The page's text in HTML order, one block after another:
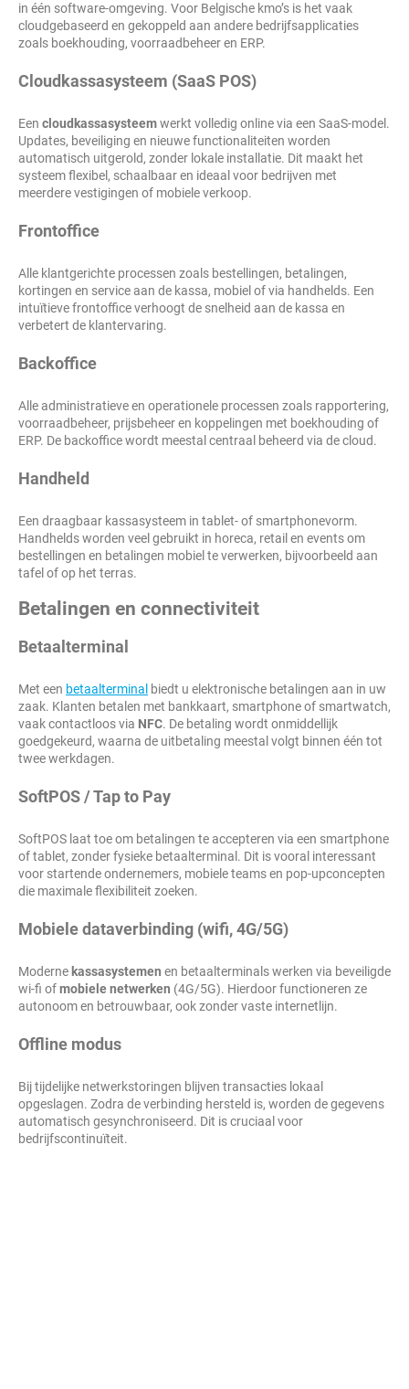
in één software-omgeving. Voor Belgische kmo’s is het vaak
cloudgebaseerd en gekoppeld aan andere bedrijfsapplicaties
zoals boekhouding, voorraadbeheer en ERP.
Cloudkassasysteem (SaaS POS)
Een cloudkassasysteemwerkt volledig online via een SaaS-model.
Updates, beveiliging en nieuwe functionaliteiten worden
automatisch uitgerold, zonder lokale installatie. Dit maakt het
systeem flexibel, schaalbaar en ideaal voor bedrijven met
meerdere vestigingen of mobiele verkoop.
Frontoffice
Alle klantgerichte processen zoals bestellingen, betalingen,
kortingen en service aan de kassa, mobiel of via handhelds. Een
intuïtieve frontoffice verhoogt de snelheid aan de kassa en
verbetert de klantervaring.
Backoffice
Alle administratieve en operationele processen zoals rapportering,
voorraadbeheer, prijsbeheer en koppelingen met boekhouding of
ERP. De backoffice wordt meestal centraal beheerd via de cloud.
Handheld
Een draagbaar kassasysteem in tablet- of smartphonevorm.
Handhelds worden veel gebruikt in horeca, retail en events om
bestellingen en betalingen mobiel te verwerken, bijvoorbeeld aan
tafel of op het terras.
Betalingen en connectiviteit
Betaalterminal
Met een betaalterminal biedt u elektronische betalingen aan in uw
zaak. Klanten betalen met bankkaart, smartphone of smartwatch,
vaak contactloos via NFC. De betaling wordt onmiddellijk
goedgekeurd, waarna de uitbetaling meestal volgt binnen één tot
twee werkdagen.
SoftPOS / Tap to Pay
SoftPOS laat toe om betalingen te accepteren via een smartphone
of tablet, zonder fysieke betaalterminal. Dit is vooral interessant
voor startende ondernemers, mobiele teams en pop-upconcepten
die maximale flexibiliteit zoeken.
Mobiele dataverbinding (wifi, 4G/5G)
Moderne kassasystemen en betaalterminals werken via beveiligde
wi-fi ofmobiele netwerken (4G/5G). Hierdoor functioneren ze
autonoom en betrouwbaar, ook zonder vaste internetlijn.
Offline modus
Bij tijdelijke netwerkstoringen blijven transacties lokaal
opgeslagen. Zodra de verbinding hersteld is, worden de gegevens
automatisch gesynchroniseerd. Dit is cruciaal voor
bedrijfscontinuïteit.